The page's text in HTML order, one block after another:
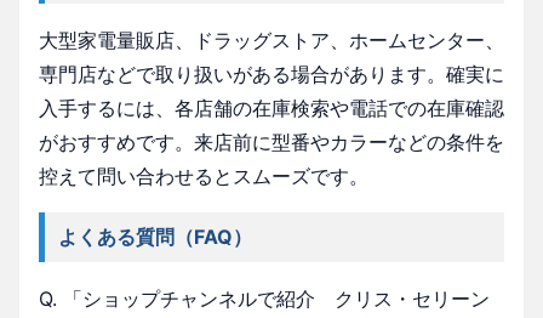
大型家電量販店、ドラッグストア、ホームセンター、
専門店などで取り扱いがある場合があります。確実に
入手するには、各店舗の在庫検索や電話での在庫確認
がおすすめです。来店前に型番やカラーなどの条件を
控えて問い合わせるとスムーズです。
よくある質問（FAQ）
Q. 「ショップチャンネルで紹介 クリス・セリーン